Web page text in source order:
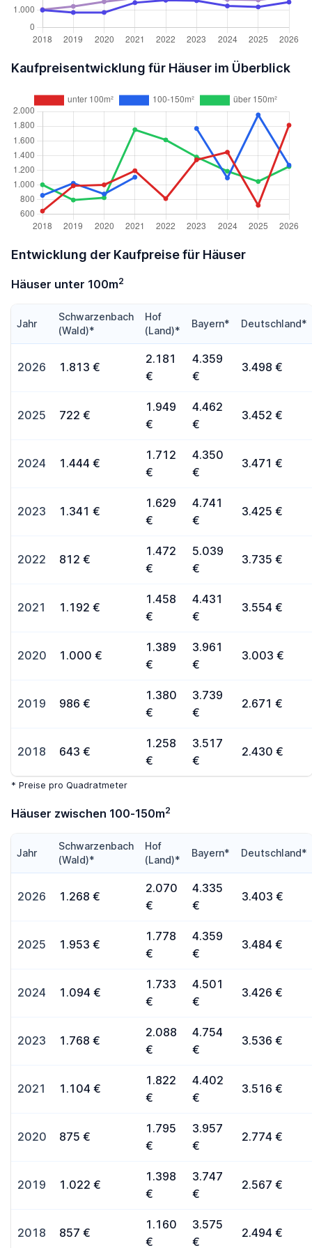
Kaufpreisentwicklung für Häuser im Überblick
Entwicklung der Kaufpreise für Häuser
Häuser unter 100m2
Jahr
Schwarzenbach
(Wald)*
Hof
(Land)*
Bayern* Deutschland*
2026 1.813 €
2.181
€
4.359
€
3.498 €
2025 722 €
1.949
€
4.462
€
3.452 €
2024 1.444 €
1.712
€
4.350
€
3.471 €
2023 1.341 €
1.629
€
4.741
€
3.425 €
2022 812 €
1.472
€
5.039
€
3.735 €
2021 1.192 €
1.458
€
4.431
€
3.554 €
2020 1.000 €
1.389
€
3.961
€
3.003 €
2019 986 €
1.380
€
3.739
€
2.671 €
2018 643 €
1.258
€
3.517
€
2.430 €
* Preise pro Quadratmeter
Häuser zwischen 100-150m2
Jahr
Schwarzenbach
(Wald)*
Hof
(Land)*
Bayern* Deutschland*
2026 1.268 €
2.070
€
4.335
€
3.403 €
2025 1.953 €
1.778
€
4.359
€
3.484 €
2024 1.094 €
1.733
€
4.501
€
3.426 €
2023 1.768 €
2.088
€
4.754
€
3.536 €
2021 1.104 €
1.822
€
4.402
€
3.516 €
2020 875 €
1.795
€
3.957
€
2.774 €
2019 1.022 €
1.398
€
3.747
€
2.567 €
2018 857 €
1.160
€
3.575
€
2.494 €